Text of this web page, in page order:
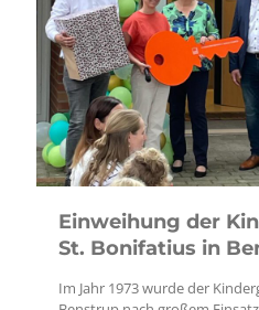
Einweihung der
St. Bonifatius in
Im Jahr 1973 wurde der